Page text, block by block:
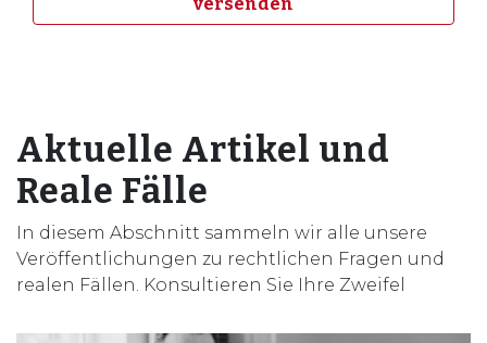
Aktuelle Artikel und
Reale Fälle
In diesem Abschnitt sammeln wir alle unsere
Veröffentlichungen zu rechtlichen Fragen und
realen Fällen. Konsultieren Sie Ihre Zweifel